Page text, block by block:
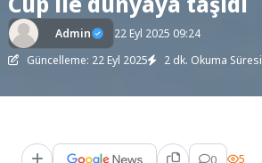
Admin
22 Eyl 2025 09:24
Güncelleme: 22 Eyl 2025
2 dk. Okuma Süresi
0 5